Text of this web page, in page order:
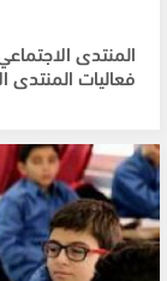
المنتدى
فعاليات المنتدى